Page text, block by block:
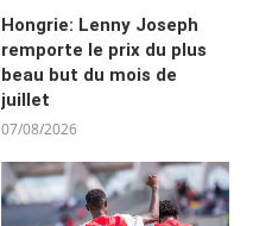
Hongrie: Lenny Joseph
remporte le prix du plus
beau but du mois de
juillet
07/08/2026